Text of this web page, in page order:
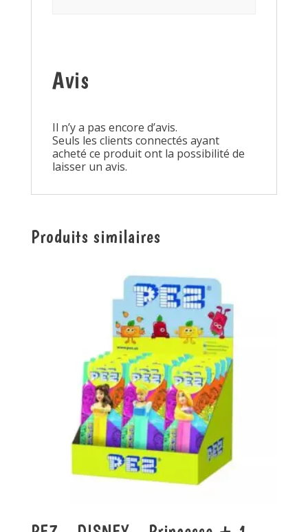
Avis
Il n’y a pas encore d’avis.
Seuls les clients connectés ayant
acheté ce produit ont la possibilité de
laisser un avis.
Produits similaires